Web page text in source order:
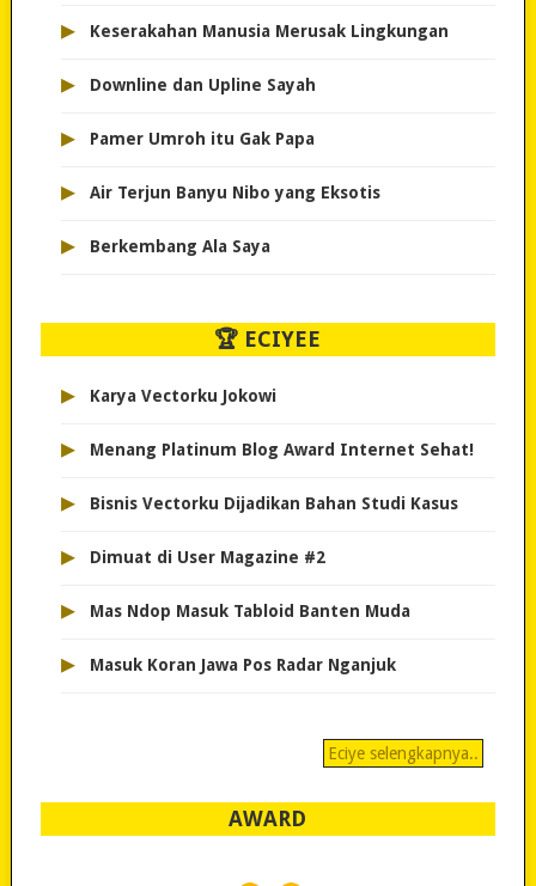
▸ Keserakahan Manusia Merusak Lingkungan
▸ Downline dan Upline Sayah
▸ Pamer Umroh itu Gak Papa
▸ Air Terjun Banyu Nibo yang Eksotis
▸ Berkembang Ala Saya
🏆 ECIYEE
▸ Karya Vectorku Jokowi
▸ Menang Platinum Blog Award Internet Sehat!
▸ Bisnis Vectorku Dijadikan Bahan Studi Kasus
▸ Dimuat di User Magazine #2
▸ Mas Ndop Masuk Tabloid Banten Muda
▸ Masuk Koran Jawa Pos Radar Nganjuk
Eciye selengkapnya..
AWARD